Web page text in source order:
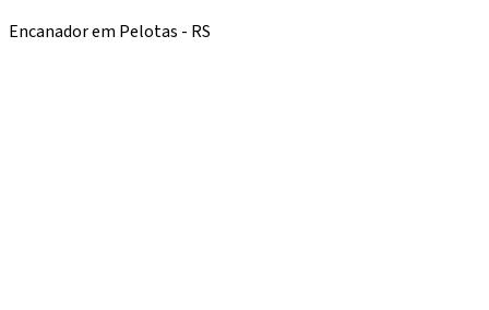
Encanador em Pelotas - RS